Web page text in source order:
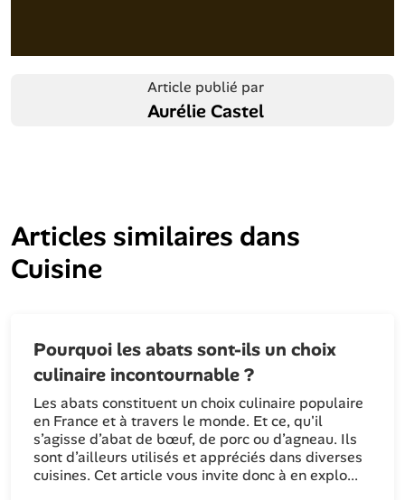
Article publié par
Aurélie Castel
Articles similaires dans
Cuisine
Pourquoi les abats sont-ils un choix
culinaire incontournable ?
Les abats constituent un choix culinaire populaire
en France et à travers le monde. Et ce, qu'il
s’agisse d’abat de bœuf, de porc ou d’agneau. Ils
sont d’ailleurs utilisés et appréciés dans diverses
cuisines. Cet article vous invite donc à en explo...